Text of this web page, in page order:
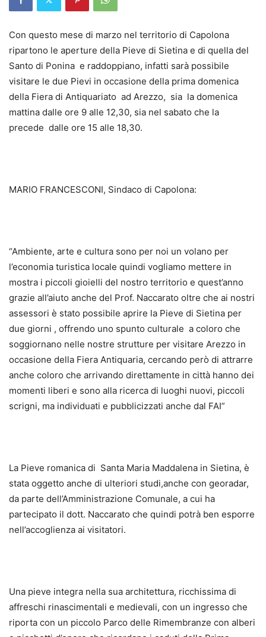
Con questo mese di marzo nel territorio di Capolona
ripartono le aperture della Pieve di Sietina e di quella del
Santo di Ponina e raddoppiano, infatti sarà possibile
visitare le due Pievi in occasione della prima domenica
della Fiera di Antiquariato ad Arezzo, sia la domenica
mattina dalle ore 9 alle 12,30, sia nel sabato che la
precede dalle ore 15 alle 18,30.
MARIO FRANCESCONI, Sindaco di Capolona:
“Ambiente, arte e cultura sono per noi un volano per
l’economia turistica locale quindi vogliamo mettere in
mostra i piccoli gioielli del nostro territorio e quest’anno
grazie all’aiuto anche del Prof. Naccarato oltre che ai nostri
assessori è stato possibile aprire la Pieve di Sietina per
due giorni , offrendo uno spunto culturale a coloro che
soggiornano nelle nostre strutture per visitare Arezzo in
occasione della Fiera Antiquaria, cercando però di attrarre
anche coloro che arrivando direttamente in città hanno dei
momenti liberi e sono alla ricerca di luoghi nuovi, piccoli
scrigni, ma individuati e pubblicizzati anche dal FAI”
La Pieve romanica di Santa Maria Maddalena in Sietina, è
stata oggetto anche di ulteriori studi,anche con georadar,
da parte dell’Amministrazione Comunale, a cui ha
partecipato il dott. Naccarato che quindi potrà ben esporre
nell’accoglienza ai visitatori.
Una pieve integra nella sua architettura, ricchissima di
affreschi rinascimentali e medievali, con un ingresso che
riporta con un piccolo Parco delle Rimembranze con alberi